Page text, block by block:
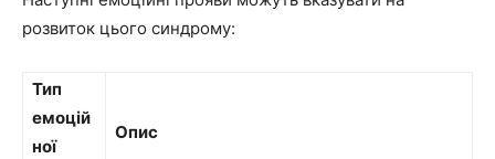
розвиток цього синдрому:
Тип
емоцій
ної
Опис